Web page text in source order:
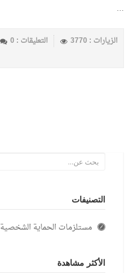
...
الزيارات : 3770 التعليقات : 0
التصنيفات
مستلزمات الحماية الشخصية
الأكثر مشاهدة